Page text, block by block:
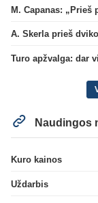
Turo apžvalga: dar
Naudingos
Kuro kainos
Uždarbis